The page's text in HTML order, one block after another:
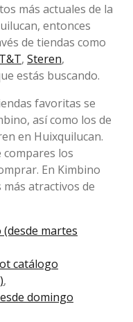
más actuales de la
entonces
de tiendas como
, Steren,
estás buscando.
favoritas se
así como los de
en Huixquilucan.
compares los
En Kimbino
atractivos de
martes
catálogo
,
domingo